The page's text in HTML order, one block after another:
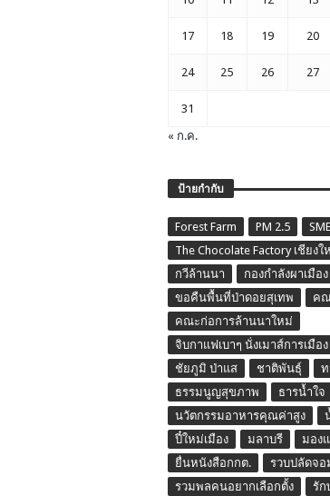
17 18 19 20
24 25 26 27
31
« ก.ค.
ป้ายกำกับ
Forest Farm PM 2.5
The Chocolate Factory เชียงใ
กวีล้านนา
กองกำลังผาเมือง
ขอคืนพื้นที่ป่าดอยสุเทพ
ค
คณะก่อการล้านนาใหม่
จิบกาแฟเบาๆ นั่งเมาส์การเมือง
ชัยภูมิ ป่าแส
ชาติพันธุ์
ธรรมนูญสุขภาพ
ธารน้ำใจ
นวัตกรรมอาหารคุณค่าสูง
ปี๋ใหม่เมือง
มลาบรี
มอง
ยื่นหนังสือกกต.
รวบปลัดจ
รวมพลคนอยากเลือกตั้ง
รัก